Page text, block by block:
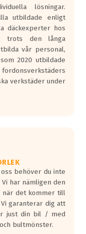
är
lösningar.
utbildade enligt
däckexperter hos
trots den långa
vår personal,
2020 utbildade
verkstäder under
behöver du inte
har nämligen den
när det kommer till
garanterar dig att
just din bil / med
bultmönster.